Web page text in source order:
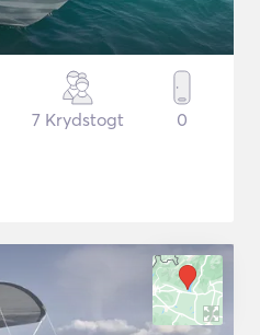
7 Krydstogt 0